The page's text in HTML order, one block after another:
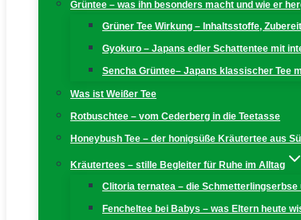
Grüntee – was ihn besonders macht und wie er
Grüner Tee Wirkung – Inhaltsstoffe,
Gyokuro – Japans edler Schattentee mit
Sencha Grüntee– Japans klassischer Tee
Was ist Weißer Tee
Rotbuschtee – vom Cederberg in die Teetasse
Honeybush Tee – der honigsüße Kräutertee aus
Kräutertees – stille Begleiter für Ruhe im Alltag
Clitoria ternatea – die
Fencheltee bei Babys – was Eltern heute